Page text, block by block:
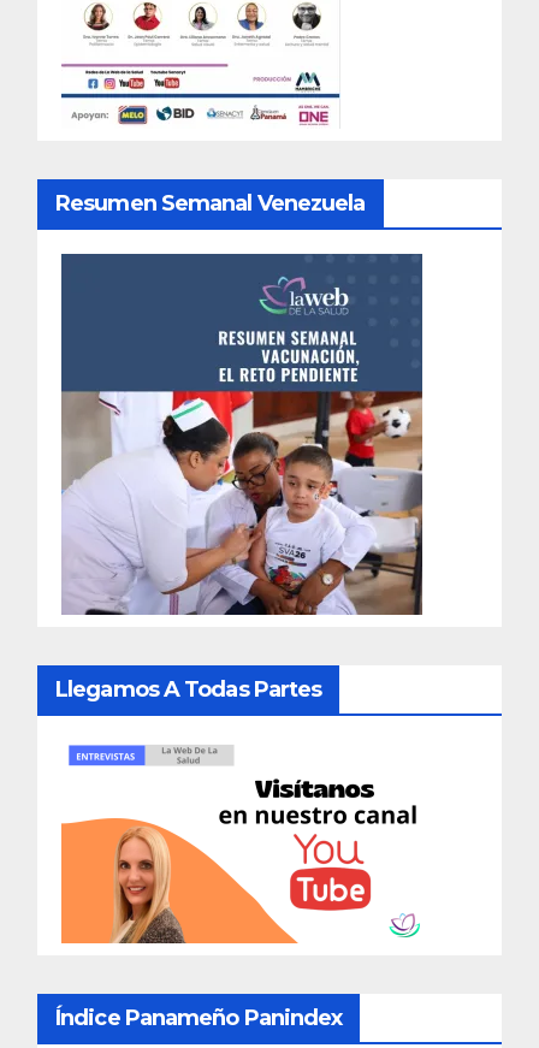
Resumen Semanal Venezuela
Llegamos A Todas Partes
Índice Panameño Panindex